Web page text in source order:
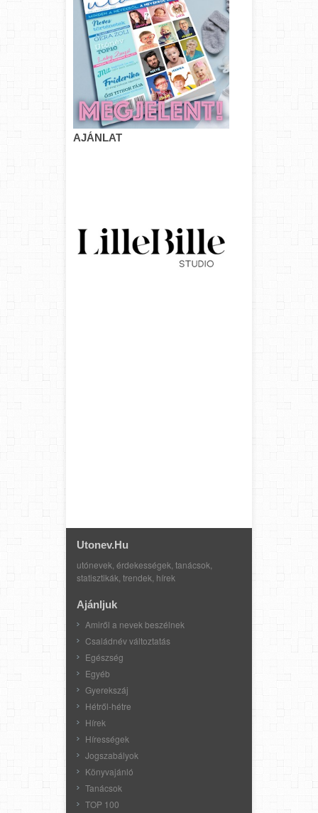
AJÁNLAT
Utonev.hu
utónevek, érdekességek, tanácsok,
statisztikák, trendek, hírek
Ajánljuk
Amiről a nevek beszélnek
Családnév változtatás
Egészség
Egyéb
Gyerekszáj
Hétről-hétre
Hírek
Hírességek
Jogszabályok
Könyvajánló
Tanácsok
TOP 100